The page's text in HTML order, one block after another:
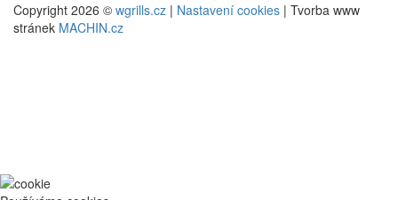
Copyright 2026 © wgrills.cz | Nastavení cookies | Tvorba www
stránek MACHIN.cz